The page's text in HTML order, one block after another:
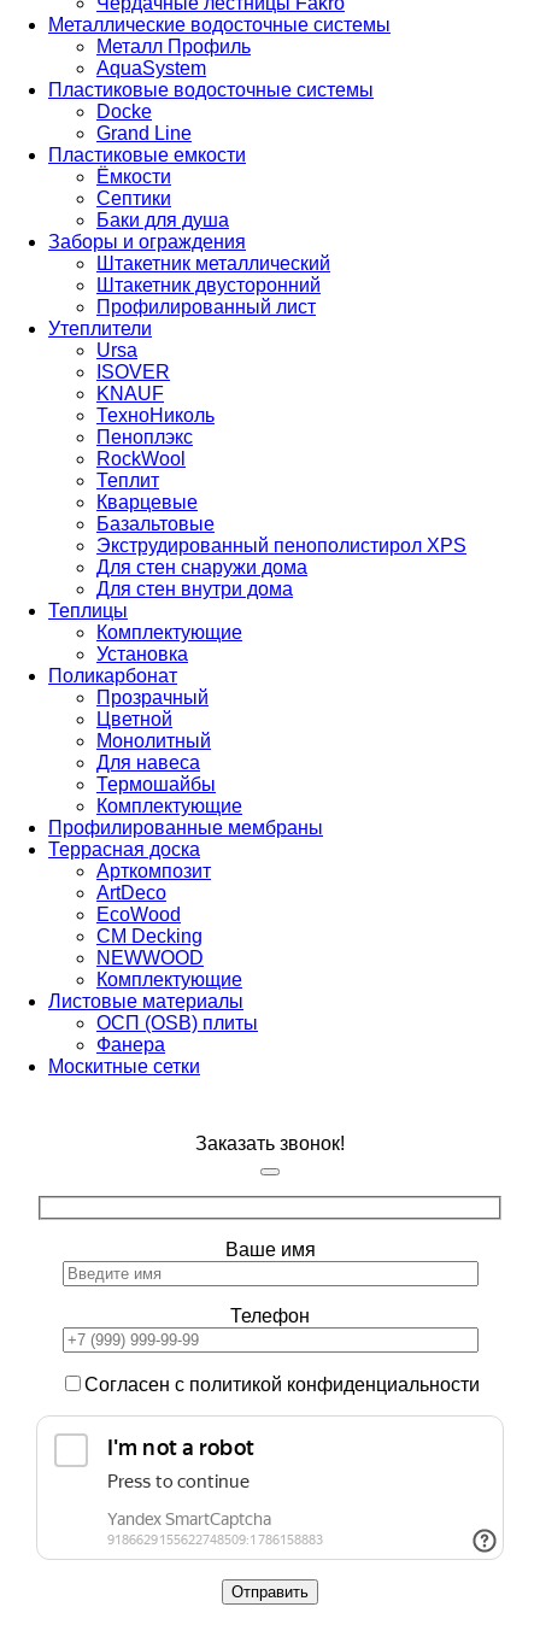
Металлические водосточные системы
Металл Профиль
AquaSystem
Пластиковые водосточные системы
Docke
Grand Line
Пластиковые емкости
Ёмкости
Септики
Баки для душа
Заборы и ограждения
Штакетник металлический
Штакетник двусторонний
Профилированный лист
Утеплители
Ursa
ISOVER
KNAUF
ТехноНиколь
Пеноплэкс
RockWool
Теплит
Кварцевые
Базальтовые
Экструдированный пенополистирол XPS
Для стен снаружи дома
Для стен внутри дома
Теплицы
Комплектующие
Установка
Поликарбонат
Прозрачный
Цветной
Монолитный
Для навеса
Термошайбы
Комплектующие
Профилированные мембраны
Террасная доска
Арткомпозит
ArtDeco
EcoWood
CM Decking
NEWWOOD
Комплектующие
Листовые материалы
ОСП (OSB) плиты
Фанера
Москитные сетки
Заказать звонок!
Ваше имя
Телефон
Согласен с политикой конфиденциальности